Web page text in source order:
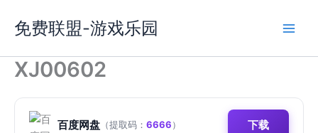
容
免费联盟-游戏乐园
XJ00602
百度网盘 （提取码： 6666） 下载